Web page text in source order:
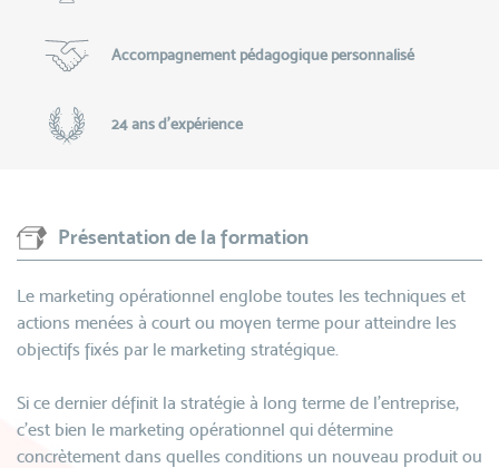
Accompagnement pédagogique personnalisé
24 ans d'expérience
Présentation de la formation
Le marketing opérationnel englobe toutes les techniques et
actions menées à court ou moyen terme pour atteindre les
objectifs fixés par le marketing stratégique.
Si ce dernier définit la stratégie à long terme de l’entreprise,
c’est bien le marketing opérationnel qui détermine
concrètement dans quelles conditions un nouveau produit ou